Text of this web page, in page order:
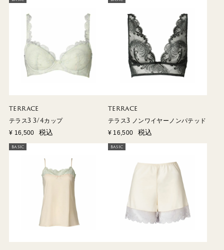
TERRACE
テラス3 3/4カップ
¥ 16,500 税込
TERRACE
テラス3 ノンワイヤーノンパテッド
¥ 16,500 税込
BASIC BASIC